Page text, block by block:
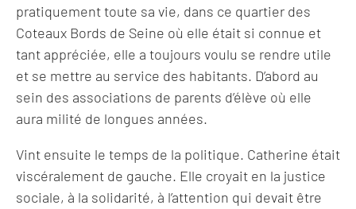
pratiquement toute sa vie, dans ce quartier des
Coteaux Bords de Seine où elle était si connue et
tant appréciée, elle a toujours voulu se rendre utile
et se mettre au service des habitants. D’abord au
sein des associations de parents d’élève où elle
aura milité de longues années.
Vint ensuite le temps de la politique. Catherine était
viscéralement de gauche. Elle croyait en la justice
sociale, à la solidarité, à l’attention qui devait être